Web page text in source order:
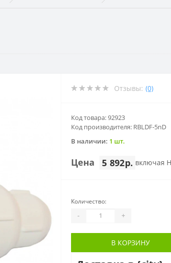
Отзывы: (0)
Код товара: 92923
Код производителя: RBLDF-5nD
В наличии: 1 шт.
Цена 5 892р. включая
Количество:
- +
В КОРЗИНУ